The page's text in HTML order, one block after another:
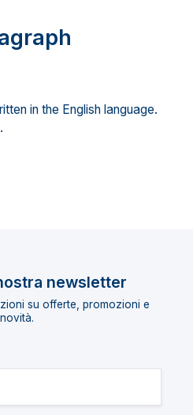
in the English language.
newsletter
su offerte, promozioni e
novità.